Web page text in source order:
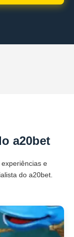
a20bet
e
do a20bet.